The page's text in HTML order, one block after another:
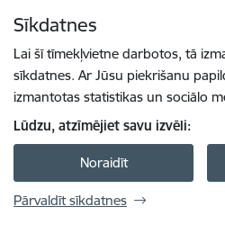
Sīkdatnes
Lai šī tīmekļvietne darbotos, tā
sīkdatnes. Ar Jūsu piekrišanu
izmantotas statistikas un sociālo
Lūdzu, atzīmējiet savu izvēli:
Noraidīt
Pārvaldīt sīkdatnes